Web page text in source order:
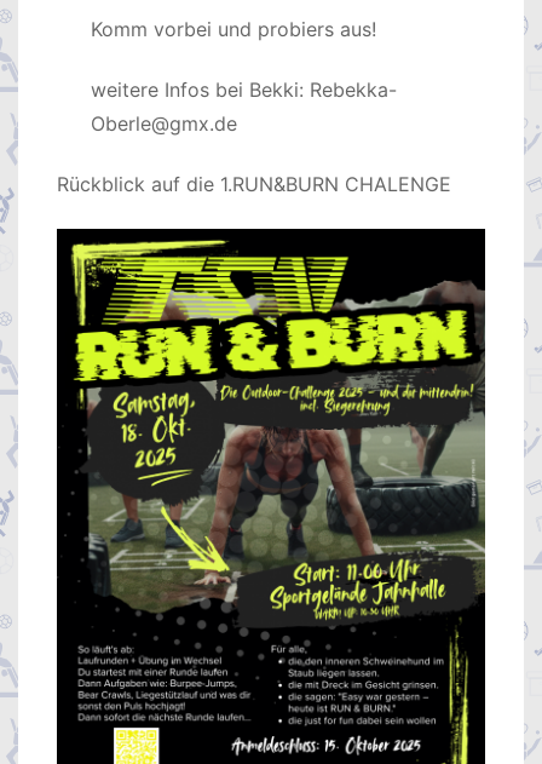
Komm vorbei und probiers aus!
weitere Infos bei Bekki: Rebekka-
Oberle@gmx.de
Rückblick auf die 1.RUN&BURN CHALENGE